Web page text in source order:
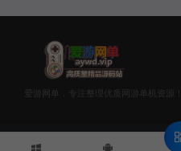
爱游网单，专注整理优质网游单机资源
© 2020 爱游网单 - AYWD.TOP &